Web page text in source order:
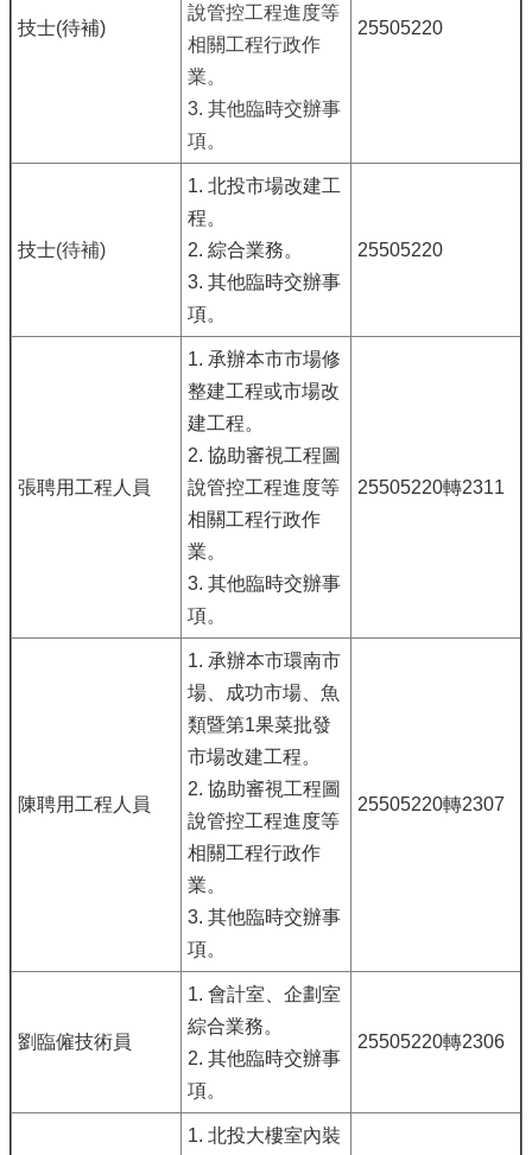
技士(待補)
說管控工程進度等
相關工程行政作
業。
3. 其他臨時交辦事
項。
25505220
技士(待補)
1. 北投市場改建工
程。
2. 綜合業務。
3. 其他臨時交辦事
項。
25505220
張聘用工程人員
1. 承辦本市市場修
整建工程或市場改
建工程。
2. 協助審視工程圖
說管控工程進度等
相關工程行政作
業。
3. 其他臨時交辦事
項。
25505220轉2311
陳聘用工程人員
1. 承辦本市環南市
場、成功市場、魚
類暨第1果菜批發
市場改建工程。
2. 協助審視工程圖
說管控工程進度等
相關工程行政作
業。
3. 其他臨時交辦事
項。
25505220轉2307
劉臨僱技術員
1. 會計室、企劃室
綜合業務。
2. 其他臨時交辦事
項。
25505220轉2306
1. 北投大樓室內裝